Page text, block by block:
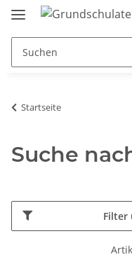
Startseite
Suche
Filter